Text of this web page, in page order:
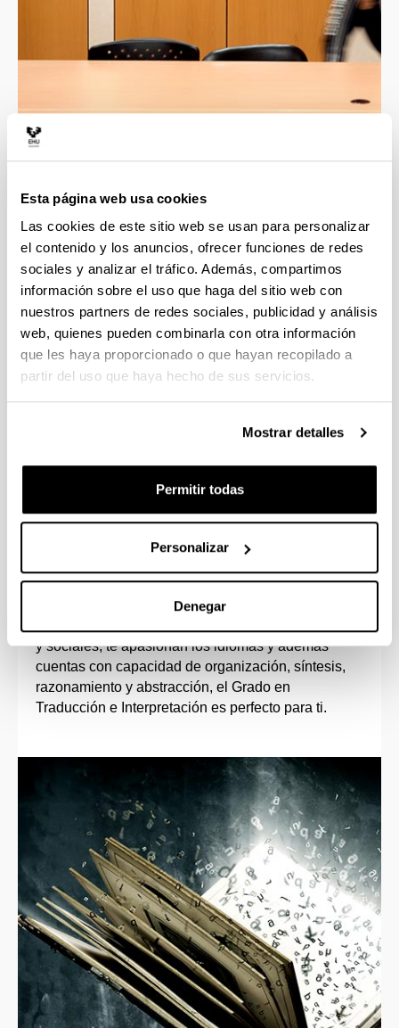
Esta página web usa cookies
Las cookies de este sitio web se usan para personalizar
el contenido y los anuncios, ofrecer funciones de redes
sociales y analizar el tráfico. Además, compartimos
información sobre el uso que haga del sitio web con
nuestros partners de redes sociales, publicidad y análisis
web, quienes pueden combinarla con otra información
que les haya proporcionado o que hayan recopilado a
partir del uso que haya hecho de sus servicios.
Mostrar detalles
Permitir todas
Personalizar
Denegar
4 razones para elegir este grado
Opción de estudiar una cuarta lengua, un plus
para tu currículum: árabe, gallego, griego
moderno o italiano.
Prácticas de traducción en 3 idiomas, desde
segundo curso.
Laboratorios punteros de idiomas y de
interpretación simultánea en la Facultad de
Letras y en el centro de investigación Micaela
de movilidad en universidades nacionales e
Perfil de ingreso
y sociales, te apasionan los idiomas y además
cuentas con capacidad de organización, síntesis,
razonamiento y abstracción, el Grado en
Traducción e Interpretación es perfecto para ti.